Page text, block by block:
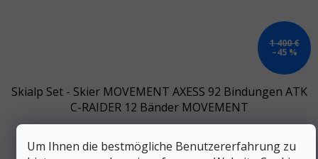
Um Ihnen die bestmögliche Benutzererfahrung zu
1 400 €
–45 %
Skialp Set - Skier MOVEMENT AXESS 92 Bindungen ATK
C-RAIDER 12 Bänder MOVEMENT